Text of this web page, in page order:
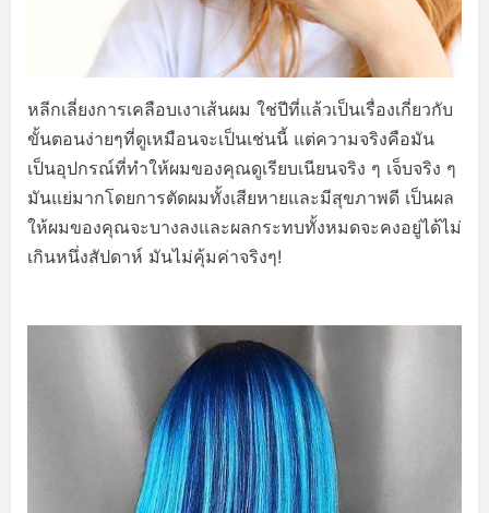
หลีกเลี่ยงการเคลือบเงาเส้นผม ใช่ปีที่แล้วเป็นเรื่องเกี่ยวกับ
ขั้นตอนง่ายๆที่ดูเหมือนจะเป็นเช่นนี้ แต่ความจริงคือมัน
เป็นอุปกรณ์ที่ทำให้ผมของคุณดูเรียบเนียนจริง ๆ เจ็บจริง ๆ
มันแย่มากโดยการตัดผมทั้งเสียหายและมีสุขภาพดี เป็นผล
ให้ผมของคุณจะบางลงและผลกระทบทั้งหมดจะคงอยู่ได้ไม่
เกินหนึ่งสัปดาห์ มันไม่คุ้มค่าจริงๆ!